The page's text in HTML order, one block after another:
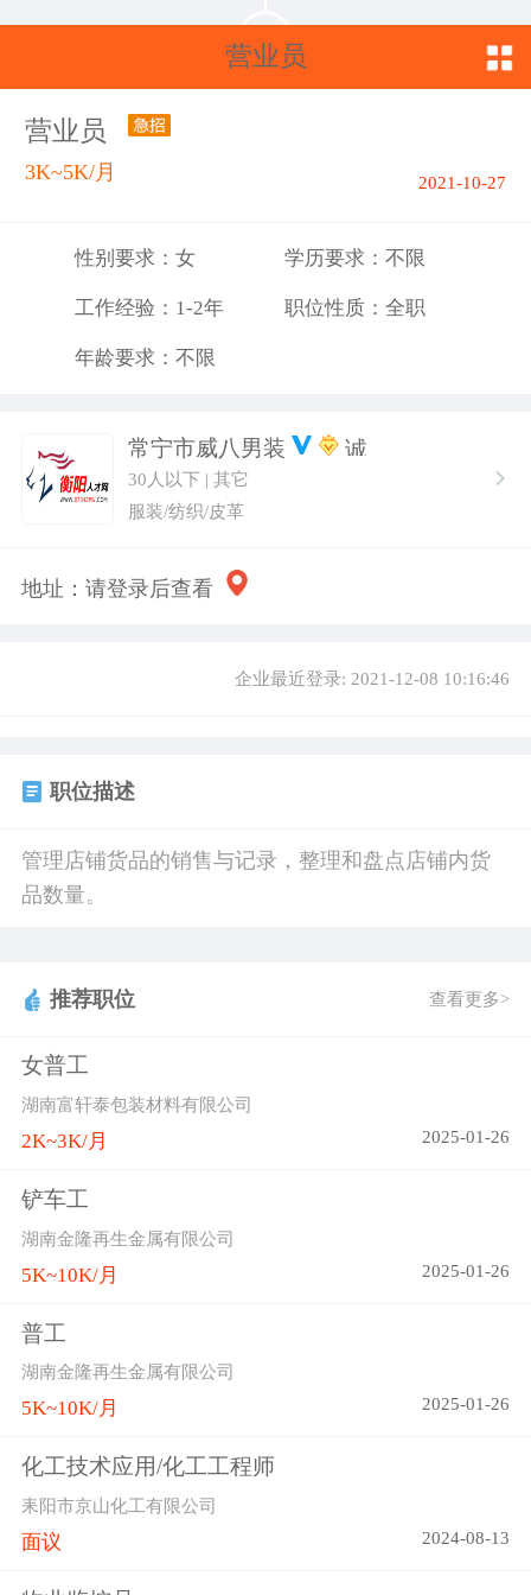
营业员
营业员
3K~5K/月 2021-10-27
性别要求：女 学历要求：不限
工作经验：1-2年 职位性质：全职
年龄要求：不限
常宁市威八男装
30人以下 | 其它
服装/纺织/皮革
地址： 请登录后查看
企业最近登录: 2021-12-08 10:16:46
职位描述
管理店铺货品的销售与记录，整理和盘点店铺内货
品数量。
推荐职位 查看更多>
女普工
湖南富轩泰包装材料有限公司
2K~3K/月 2025-01-26
铲车工
湖南金隆再生金属有限公司
5K~10K/月 2025-01-26
普工
湖南金隆再生金属有限公司
5K~10K/月 2025-01-26
化工技术应用/化工工程师
耒阳市京山化工有限公司
面议 2024-08-13